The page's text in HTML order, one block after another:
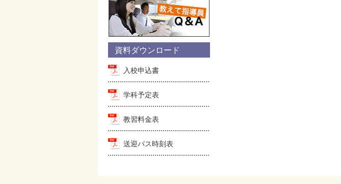
資料ダウンロード
入校申込書
学科予定表
教習料金表
送迎バス時刻表